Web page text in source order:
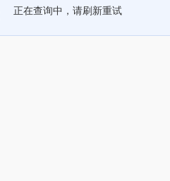
正在查询中，请刷新重试